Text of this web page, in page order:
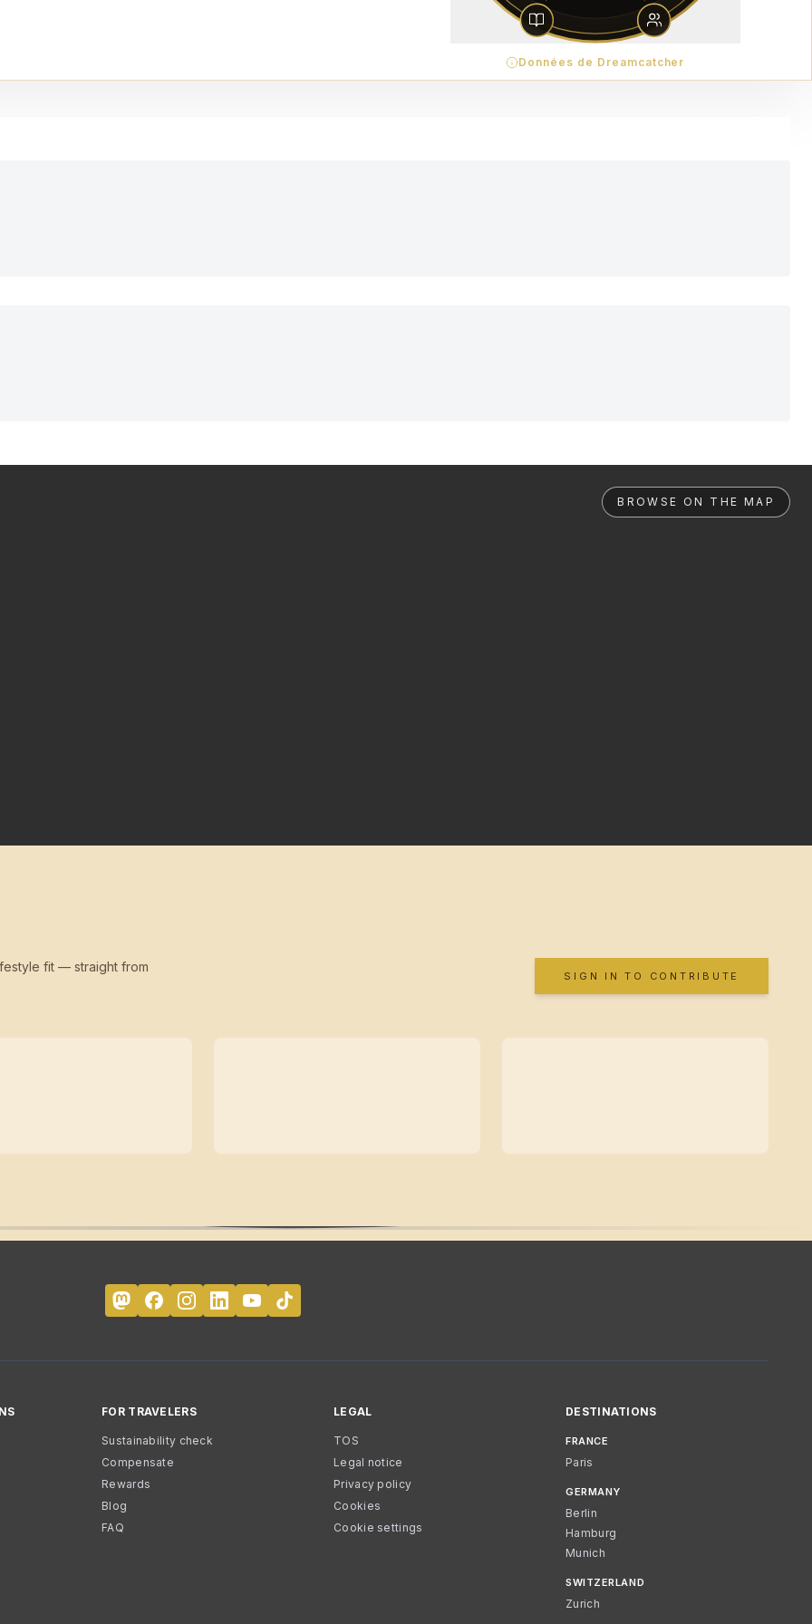
Données de Dreamcatcher
BROWSE ON THE MAP
fit — straight from
SIGN IN TO CONTRIBUTE
FOR TRAVELERS
Sustainability check
Compensate
Rewards
Blog
FAQ
LEGAL
TOS
Legal notice
Privacy policy
Cookies
Cookie settings
DESTINATIONS
FRANCE
Paris
GERMANY
Berlin
Hamburg
Munich
SWITZERLAND
Zurich